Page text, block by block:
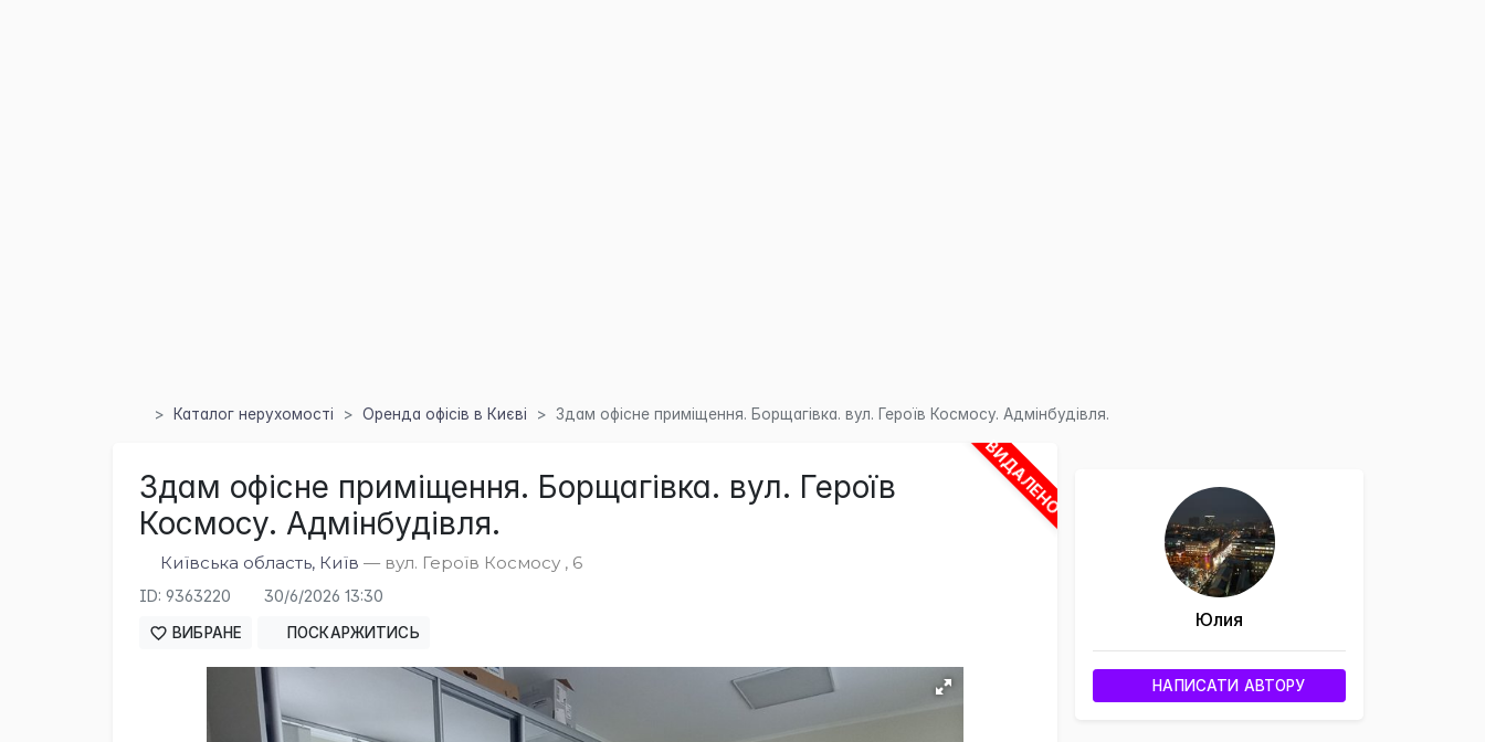
Каталог нерухомості Оренда офісів в Києві Здам офісне приміщення. Борщагівка. вул. Героїв Космосу. Адмінбудівля.
ВИДАЛЕНО
Здам офісне приміщення. Борщагівка. вул. Героїв
Космосу. Адмінбудівля.
Київська область, Київ — вул. Героїв Космосу , 6
ID: 9363220 30/6/2026 13:30
ВИБРАНЕ ПОСКАРЖИТИСЬ
Юлия
НАПИСАТИ АВТОРУ